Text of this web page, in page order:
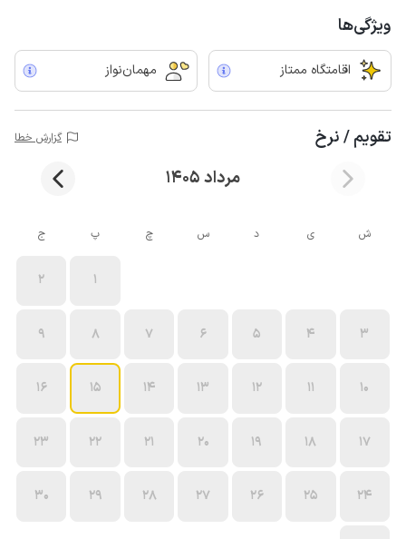
ویژگی‌ها
اقامتگاه ممتاز مهمان‌نواز
تقویم / نرخ گزارش خطا
مرداد 1405
ش ی د س چ پ ج
1
2
3
4
5
6
7
8
9
10
11
12
13
14
15
16
17
18
19
20
21
22
23
24
25
26
27
28
29
30